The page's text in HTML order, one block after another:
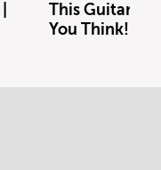
This Guitar
You Think!